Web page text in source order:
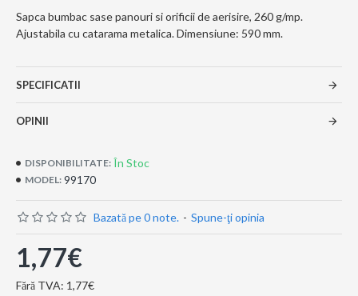
Sapca bumbac sase panouri si orificii de aerisire, 260 g/mp.
Ajustabila cu catarama metalica. Dimensiune: 590 mm.
SPECIFICATII
OPINII
DISPONIBILITATE: În Stoc
MODEL: 99170
Bazată pe 0 note. - Spune-ţi opinia
1,77€
Fără TVA: 1,77€